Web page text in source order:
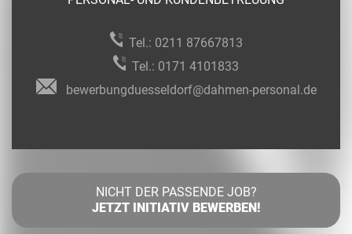
Tel.: 0211 87667813
Tel.: 0171 4101833
bewerbungduesseldorf@dahmen-personal.de
NICHT DER PASSENDE JOB?
JETZT INITIATIV BEWERBEN!